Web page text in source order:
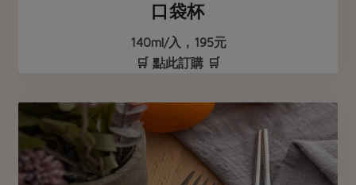
口袋杯
140ml/入，195元
🛒 點此訂購 🛒